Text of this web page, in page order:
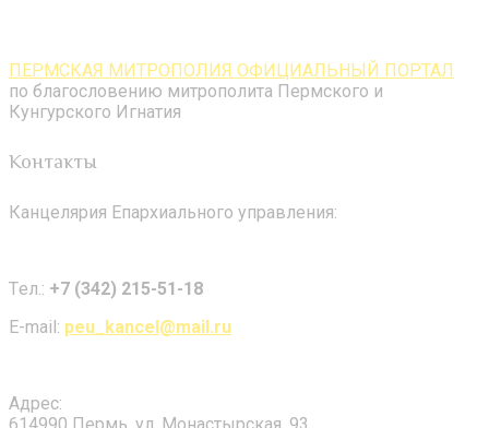
ПЕРМСКАЯ МИТРОПОЛИЯ ОФИЦИАЛЬНЫЙ ПОРТАЛ
по благословению митрополита Пермского и
Кунгурского Игнатия
Контакты
Канцелярия Епархиального управления:
Tел.: +7 (342) 215-51-18
E-mail: peu_kancel@mail.ru
Адрес: